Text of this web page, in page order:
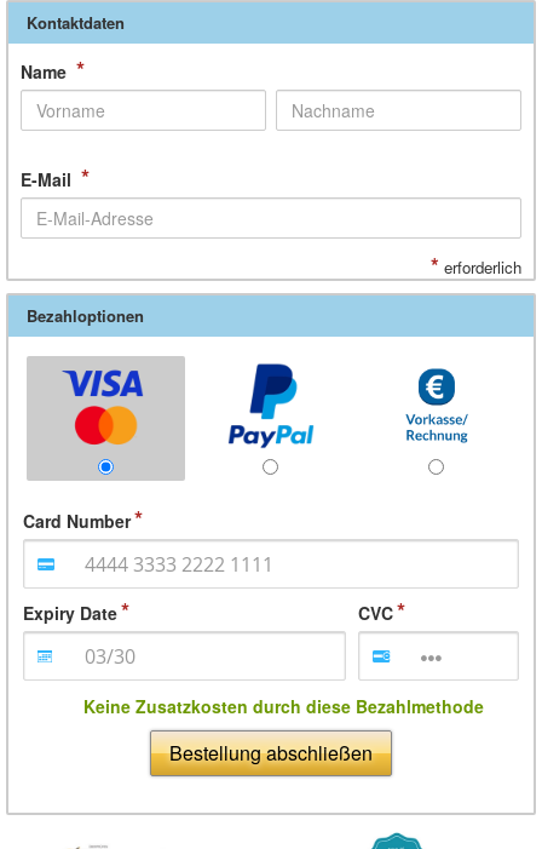
Kontaktdaten
Name *
E-Mail *
* erforderlich
Bezahloptionen
Card Number
Expiry Date CVC
Keine Zusatzkosten durch diese Bezahlmethode
Bestellung abschließen